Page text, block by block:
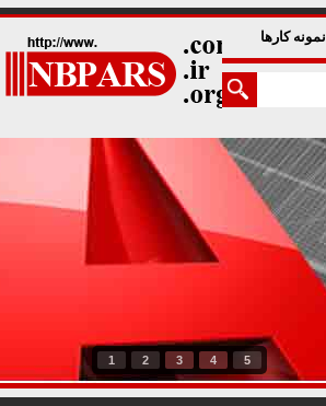
نمونه کارها
1 2 3 4 5